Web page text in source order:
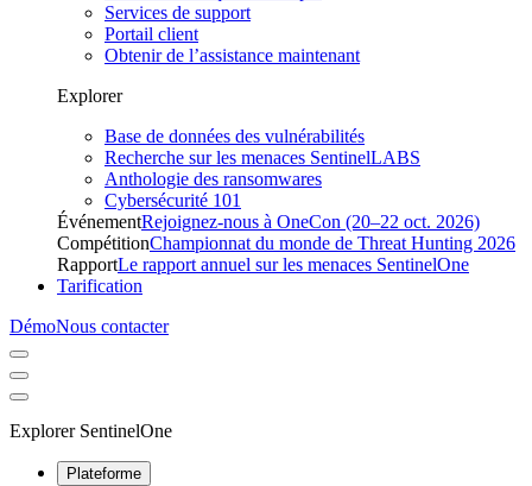
Services de support
Portail client
Obtenir de l’assistance maintenant
Explorer
Base de données des vulnérabilités
Recherche sur les menaces SentinelLABS
Anthologie des ransomwares
Cybersécurité 101
ÉvénementRejoignez-nous à OneCon (20–22 oct. 2026)
CompétitionChampionnat du monde de Threat Hunting 2026
RapportLe rapport annuel sur les menaces SentinelOne
Tarification
DémoNous contacter
Explorer SentinelOne
Plateforme